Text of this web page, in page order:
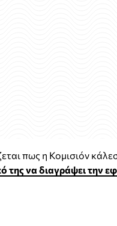
πως η Κομισιόν
της να διαγράψει την